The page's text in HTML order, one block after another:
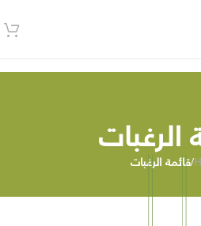
الرغبات
/قائمة الرغبات